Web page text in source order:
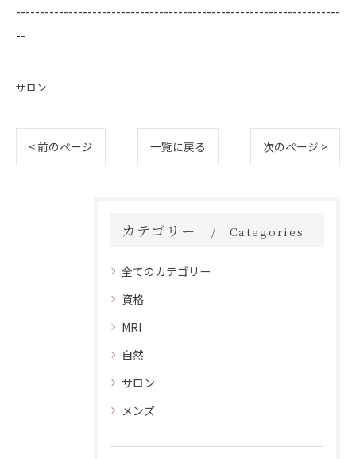
--------------------------------------------------------------------
--
サロン
< 前のページ 一覧に戻る 次のページ >
カテゴリー Categories
全てのカテゴリー
資格
MRI
自然
サロン
メンズ